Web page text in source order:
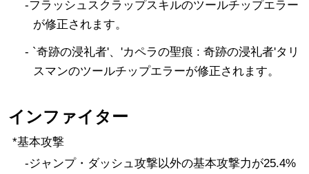
-フラッシュスクラップスキルのツールチップエラー
が修正されます。
- `奇跡の浸礼者'、'カペラの聖痕 : 奇跡の浸礼者'タリ
スマンのツールチップエラーが修正されます。
インファイター
*基本攻撃
-ジャンプ・ダッシュ攻撃以外の基本攻撃力が25.4%